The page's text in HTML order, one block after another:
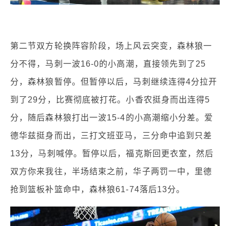
第二节双方轮换阵容阶段，场上风云突变，森林狼一
分不得，马刺一波16-0的小高潮，直接领先到了25
分，森林狼暂停。但暂停以后，马刺继续连得4分拉开
到了29分，比赛彻底被打花。小香农挺身而出连得5
分，随后森林狼打出一波15-4的小高潮缩小分差。爱
德华兹挺身而出，三打文班亚马，三分命中追到只差
13分，马刺喊停。暂停以后，福克斯回更衣室，然后
双方你来我往，半场结束之前，华子两罚一中，里德
抢到篮板补篮命中，森林狼61-74落后13分。